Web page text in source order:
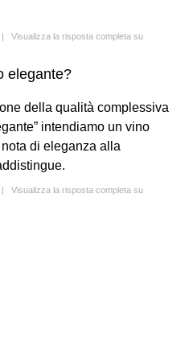
| Visualizza la risposta completa su
elegante?
della qualità complessiva
intendiamo un vino
di eleganza alla
| Visualizza la risposta completa su